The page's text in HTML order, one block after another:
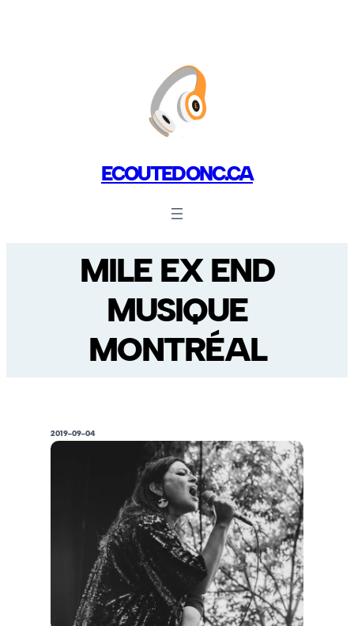
ECOUTEDONC.CA
MILE EX END
MUSIQUE
MONTRÉAL
2019-09-04